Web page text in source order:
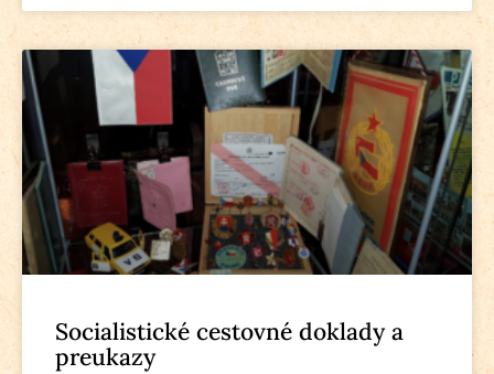
Socialistické cestovné doklady a
preukazy